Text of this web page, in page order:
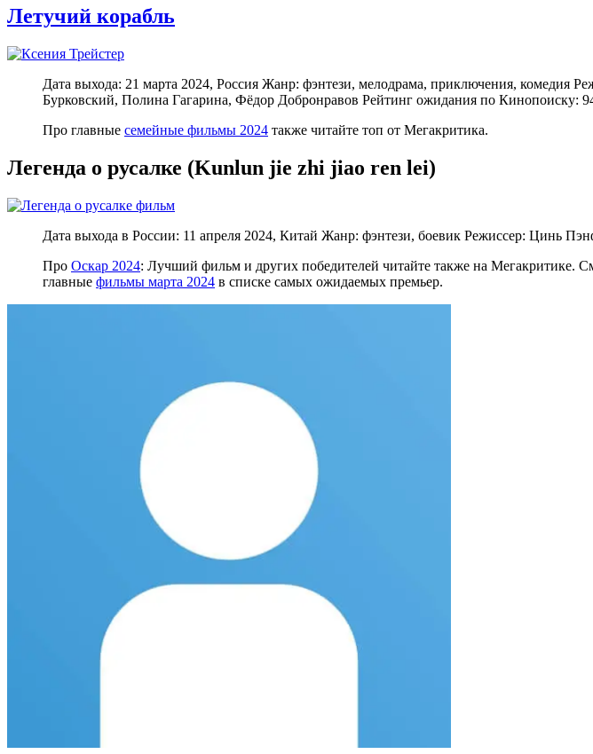
Летучий корабль
Дата выхода: 21 марта 2024, Россия Жанр: фэнтези, мелодрама, приключения, комедия
Бурковский, Полина Гагарина, Фёдор Добронравов Рейтинг ожидания по Кинопоиску:
Про главные семейные фильмы 2024 также читайте топ от Мегакритика.
Легенда о русалке (Kunlun jie zhi jiao ren lei)
Дата выхода в России: 11 апреля 2024, Китай Жанр: фэнтези, боевик Режиссер:
Про Оскар 2024: Лучший фильм и других победителей читайте также на Мегакритике.
главные фильмы марта 2024 в списке самых ожидаемых премьер.